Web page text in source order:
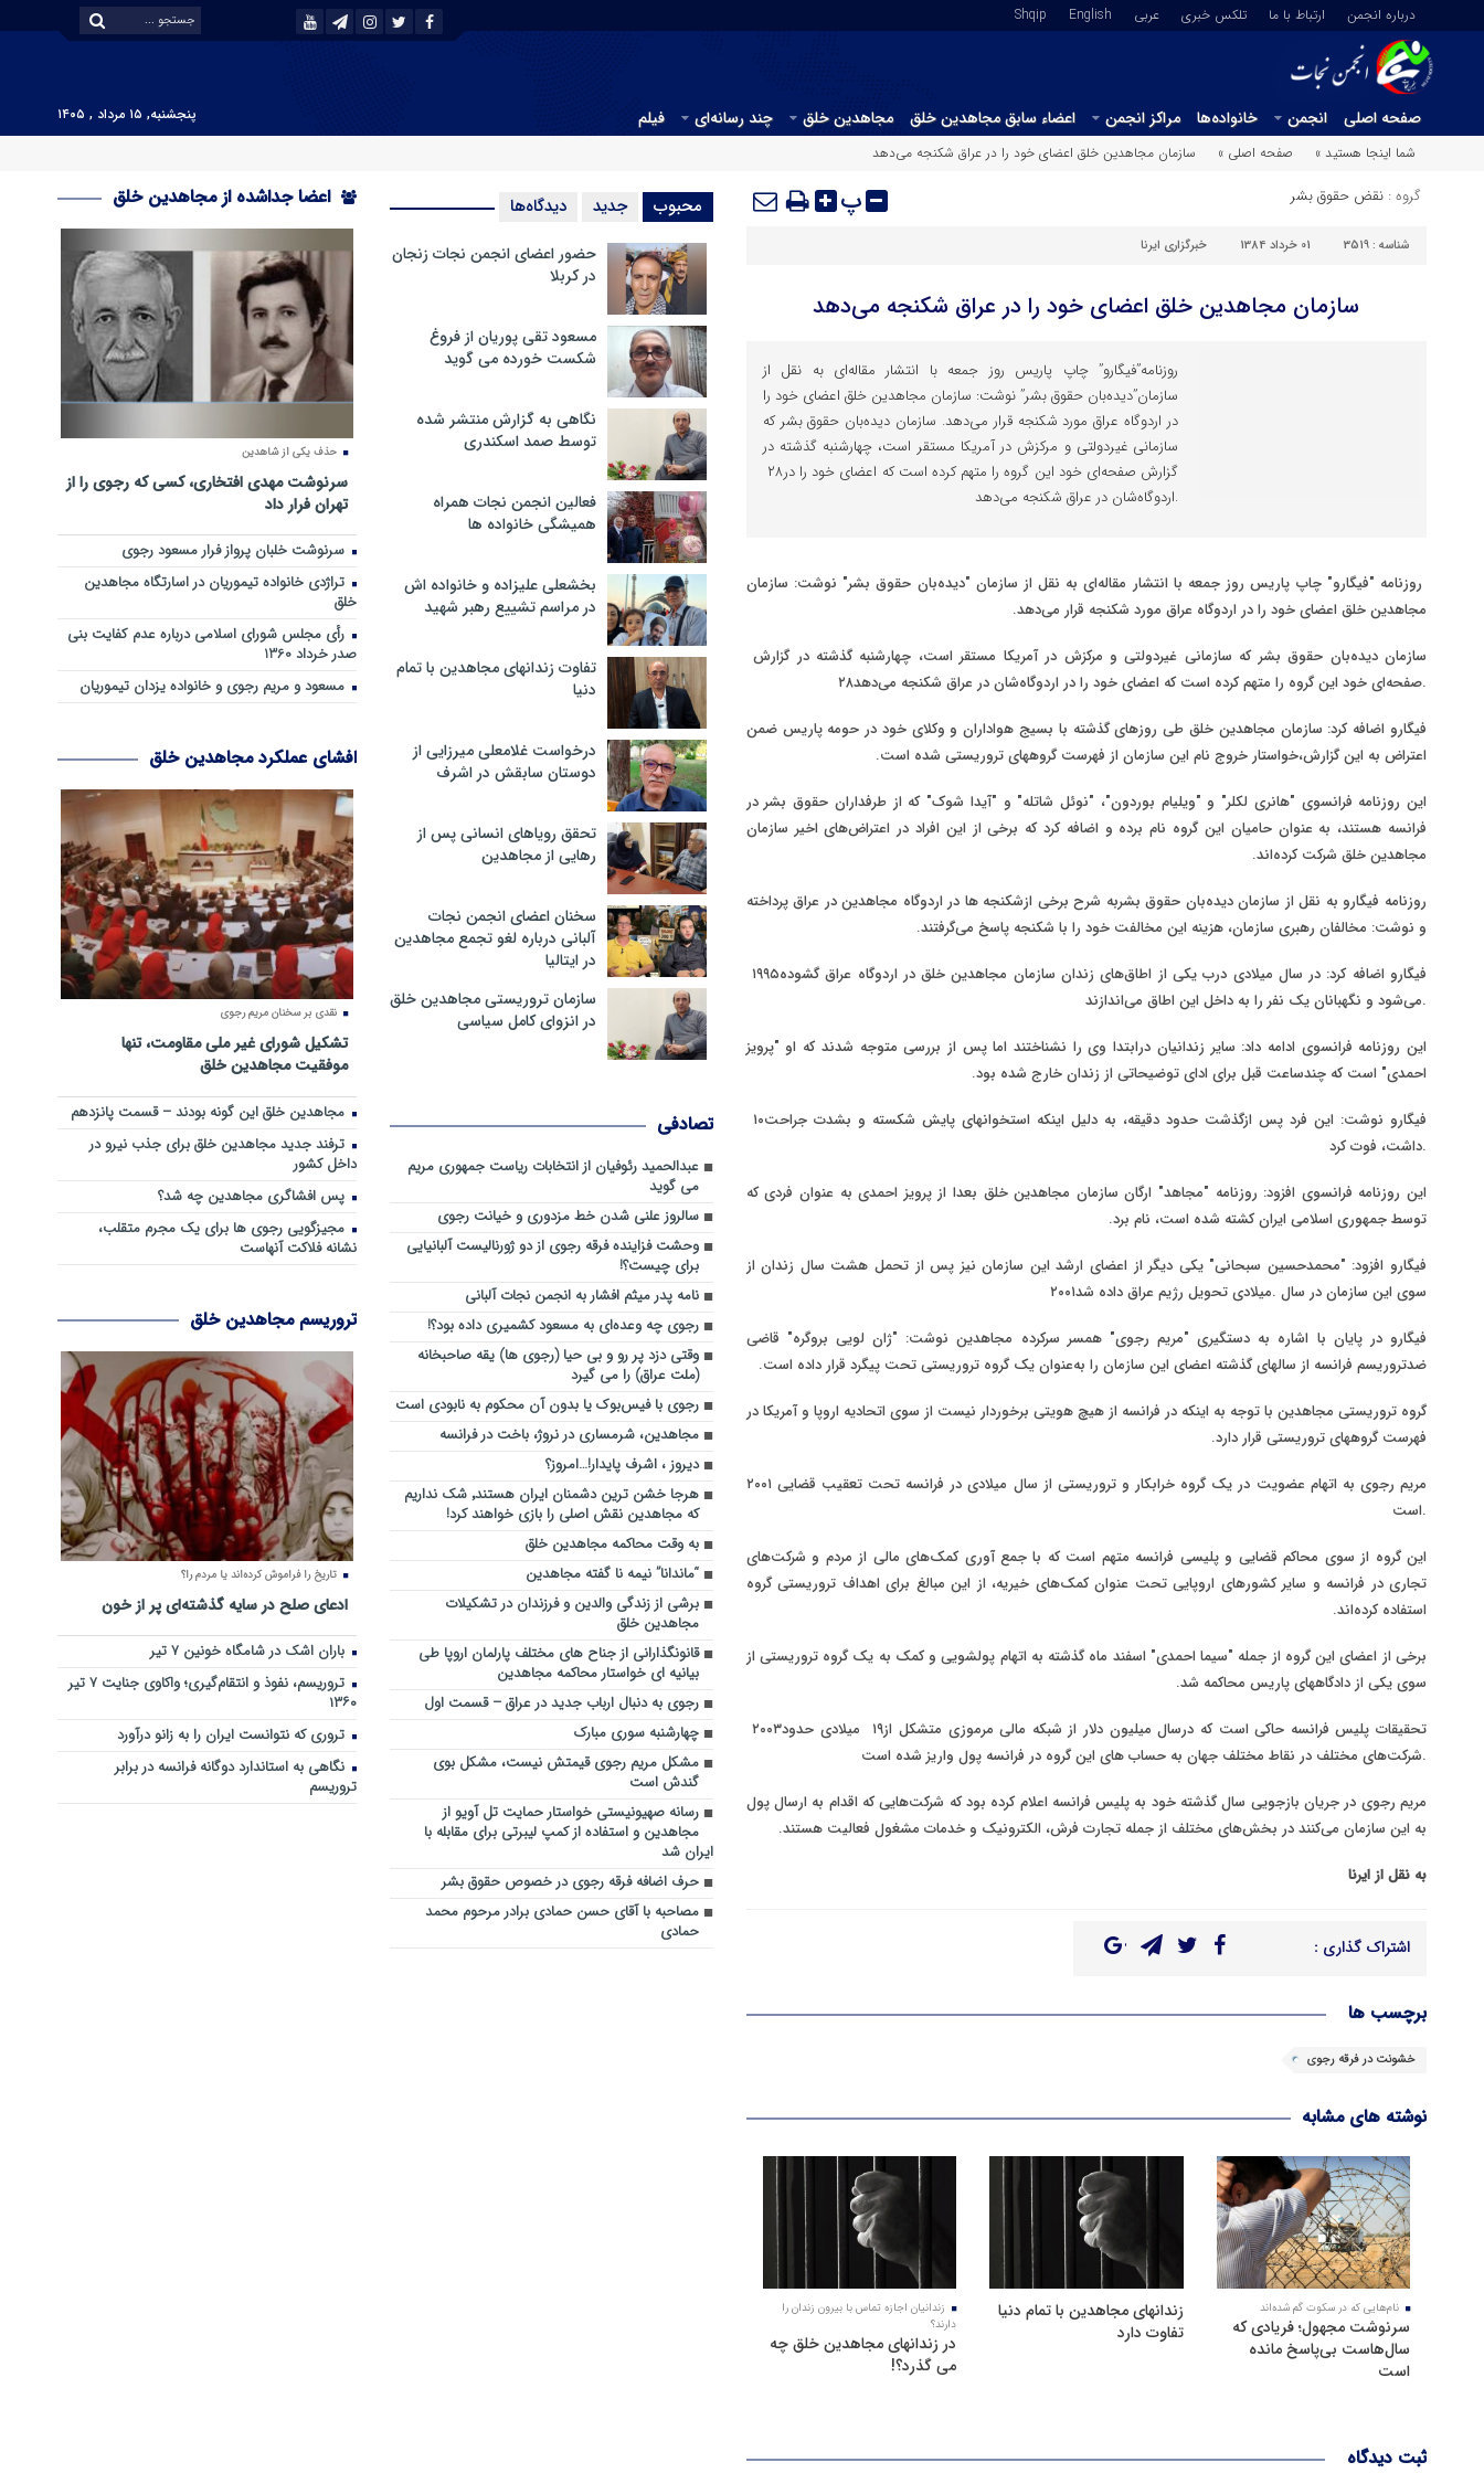
درباره انجمن ارتباط با ما تلکس خبری عربي English
Shqip
صفحه اصلی انجمن خانواده‌ها مراکز انجمن اعضاء سابق مجاهدین خلق مجاهدین خلق چند رسانه‌ای فیلم
پنجشنبه, ۱۵ مرداد , ۱۴۰۵
شما اینجا هستید »
صفحه اصلی » سازمان مجاهدین خلق اعضای خود را در عراق شکنجه می‌دهد
گروه : نقض حقوق بشر پ
شناسه : 3519 01 خرداد 1384 خبرگزاری ایرنا
سازمان مجاهدین خلق اعضای خود را در عراق شکنجه می‌دهد
روزنامه”فیگارو” چاپ پاریس روز جمعه با انتشار مقاله‌ای به نقل از
سازمان”دیده‌بان حقوق بشر” نوشت: سازمان مجاهدین خلق اعضای خود را
در اردوگاه عراق مورد شکنجه قرار می‌دهد. سازمان دیده‌بان حقوق بشر که
سازمانی غیردولتی و مرکزش در آمریکا مستقر است، چهارشنبه گذشته در
گزارش ‪ ۲۸صفحه‌ای خود این گروه را متهم کرده است که اعضای خود را در
اردوگاه‌شان در عراق شکنجه می‌دهد.
روزنامه "فیگارو" چاپ پاریس روز جمعه با انتشار مقاله‌ای به نقل از سازمان "دیده‌بان حقوق بشر" نوشت: سازمان
مجاهدین خلق اعضای خود را در اردوگاه عراق مورد شکنجه قرار می‌دهد.
سازمان دیده‌بان حقوق بشر که سازمانی غیردولتی و مرکزش در آمریکا مستقر است، چهارشنبه گذشته در گزارش
۲۸
صفحه‌ای خود این گروه را متهم کرده است که اعضای خود را در اردوگاه‌شان در عراق شکنجه می‌دهد.
فیگارو اضافه کرد: سازمان مجاهدین خلق طی روزهای گذشته با بسیج هواداران و وکلای خود در حومه پاریس ضمن
اعتراض به این گزارش،خواستار خروج نام این سازمان از فهرست گروههای تروریستی شده است.
این روزنامه فرانسوی "هانری لکلر" و "ویلیام بوردون"، "نوئل شاتله" و "آیدا شوک" که از طرفداران حقوق بشر در
فرانسه هستند، به عنوان حامیان این گروه نام برده و اضافه کرد که برخی از این افراد در اعتراض‌های اخیر سازمان
مجاهدین خلق شرکت کرده‌اند.
روزنامه فیگارو به نقل از سازمان دیده‌بان حقوق بشربه شرح برخی ازشکنجه ها در اردوگاه مجاهدین در عراق پرداخته
و نوشت: مخالفان رهبری سازمان، هزینه این مخالفت خود را با شکنجه پاسخ می‌گرفتند.
فیگارو اضافه کرد: در سال
۱۹۹۵میلادی درب یکی از اطاق‌های زندان سازمان مجاهدین خلق در اردوگاه عراق گشوده
می‌شود و نگهبانان یک نفر را به داخل این اطاق می‌اندازند.
این روزنامه فرانسوی ادامه داد: سایر زندانیان درابتدا وی را نشناختند اما پس از بررسی متوجه شدند که او "پرویز
احمدی" است که چندساعت قبل برای ادای توضیحاتی از زندان خارج شده بود.
فیگارو نوشت: این فرد پس ازگذشت حدود
۱۰دقیقه، به ‌دلیل ‌اینکه ‌استخوانهای پایش شکسته و بشدت جراحت
داشت، فوت کرد.
این روزنامه فرانسوی افزود: روزنامه "مجاهد" ارگان سازمان مجاهدین خلق بعدا از پرویز احمدی به عنوان فردی که
توسط جمهوری اسلامی ایران کشته شده است، نام برد.
فیگارو افزود: "محمدحسین سبحانی" یکی دیگر از اعضای ارشد این سازمان نیز پس از تحمل هشت سال زندان از
سوی این سازمان در سال
۲۰۰۱
میلادی تحویل رژیم عراق داده شد.
فیگارو در پایان با اشاره به دستگیری "مریم رجوی" همسر سرکرده مجاهدین نوشت: "ژان لویی بروگره" قاضی
ضدتروریسم فرانسه از سالهای گذشته اعضای این سازمان را به‌عنوان یک گروه تروریستی تحت پیگرد قرار داده است.
گروه تروریستی مجاهدین با توجه به اینکه در فرانسه از هیچ هویتی برخوردار نیست از سوی اتحادیه اروپا و آمریکا در
فهرست گروههای تروریستی قرار دارد.
مریم رجوی به اتهام عضویت در یک گروه خرابکار و تروریستی از سال
۲۰۰۱
است.
این گروه از سوی محاکم قضایی و پلیسی فرانسه متهم است که با جمع آوری کمک‌های مالی از مردم و شرکت‌های
تجاری در فرانسه و سایر کشورهای اروپایی تحت عنوان کمک‌های خیریه، از این مبالغ برای اهداف تروریستی گروه
استفاده کرده‌اند.
برخی از اعضای این گروه از جمله "سیما احمدی" اسفند ماه گذشته به اتهام پولشویی و کمک به یک گروه تروریستی از
سوی یکی از دادگاههای پاریس محاکمه شد.
تحقیقات پلیس فرانسه حاکی است که درسال
۲۰۰۳ ۱۹میلیون دلار از شبکه مالی مرموزی متشکل از
شرکت‌های مختلف در نقاط مختلف جهان به حساب های این گروه در فرانسه پول واریز شده است.
مریم رجوی در جریان بازجویی سال گذشته خود به پلیس فرانسه اعلام کرده بود که شرکت‌هایی که اقدام به ارسال پول
به این سازمان می‌کنند در بخش‌های مختلف از جمله تجارت فرش، الکترونیک و خدمات مشغول فعالیت هستند.
به نقل از ایرنا
اشتراک گذاری :
برچسب ها
خشونت در فرقه رجوی
نوشته های مشابه
نام‌هایی که در سکوت گم شده‌اند
سرنوشت مجهول؛ فریادی که
سال‌هاست بی‌پاسخ مانده
است
زندانهای مجاهدین با تمام دنیا
تفاوت دارد
زندانیان اجازه تماس با بیرون زندان را
دارند؟
در زندانهای مجاهدین خلق چه
می گذرد؟!
ثبت دیدگاه
محبوب جدید دیدگاه‌ها
حضور اعضای انجمن نجات زنجان
در کربلا
مسعود تقی پوریان از فروغ
شکست خورده می گوید
نگاهی به گزارش منتشر شده
توسط صمد اسکندری
فعالین انجمن نجات همراه
همیشگی خانواده ها
بخشعلی علیزاده و خانواده اش
در مراسم تشییع رهبر شهید
تفاوت زندانهای مجاهدین با تمام
دنیا
درخواست غلامعلی میرزایی از
دوستان سابقش در اشرف
تحقق رویاهای انسانی پس از
رهایی از مجاهدین
سخنان اعضای انجمن نجات
آلبانی درباره لغو تجمع مجاهدین
در ایتالیا
سازمان تروریستی مجاهدین خلق
در انزوای کامل سیاسی
تصادفی
عبدالحمید رئوفیان از انتخابات ریاست جمهوری مریم
می گوید
سالروز علنی شدن خط مزدوری و خیانت رجوی
وحشت فزاینده فرقه رجوی از دو ژورنالیست آلبانیایی
برای چیست؟!
نامه پدر میثم افشار به انجمن نجات آلبانی
رجوی چه وعده‌ای به مسعود کشمیری داده بود؟!
وقتی دزد پر رو و بی حیا (رجوی ها) یقه صاحبخانه
(ملت عراق) را می گیرد
رجوی با فیس‌بوک یا بدون آن محکوم به نابودی است
مجاهدین، شرم‎ساری در نروژ، باخت در فرانسه
ديروز ، اشرف پايدار!…امروز؟
هرجا خشن ترین دشمنان ایران هستند٬ شک نداریم
که مجاهدین نقش اصلی را بازی خواهند کرد!
به وقت محاکمه مجاهدین خلق
“ماندانا” نیمه نا گفته مجاهدین
برشی از زندگی والدین و فرزندان در تشکیلات
مجاهدین خلق
قانونگذارانی از جناح های مختلف پارلمان اروپا طی
بیانیه ای خواستار محاکمه مجاهدین
رجوی به دنبال ارباب جدید در عراق – قسمت اول
چهارشنبه سوری مبارک
مشکل مریم رجوی قیمتش نیست، مشکل بوی
گندش است
رسانه صهیونیستی خواستار حمایت تل آویو از
مجاهدین و استفاده از کمپ لیبرتی برای مقابله با
ایران شد
حرف اضافه فرقه رجوی در خصوص حقوق بشر
مصاحبه با آقای حسن حمادی برادر مرحوم محمد
حمادی
اعضا جداشده از مجاهدین خلق
حذف یکی از شاهدین
سرنوشت مهدی افتخاری، کسی که رجوی را از
تهران فرار داد
سرنوشت خلبان پرواز فرار مسعود رجوی
تراژدی خانواده تیموریان در اسارتگاه مجاهدین
خلق
رأی مجلس شورای اسلامی درباره عدم كفایت بنی
صدر خرداد 1360
مسعود و مریم رجوی و خانواده یزدان تیموریان
افشای عملکرد مجاهدین خلق
نقدی بر سخنان مریم رجوی
تشکیل شورای غیر ملی مقاومت، تنها
موفقیت مجاهدین خلق
مجاهدین خلق این گونه بودند – قسمت پانزدهم
ترفند جدید مجاهدین خلق برای جذب نیرو در
داخل کشور
پس افشاگری مجاهدین چه شد؟
مجیزگویی رجوی ها برای یک مجرم متقلب،
نشانه فلاکت آنهاست
تروریسم مجاهدین خلق
تاریخ را فراموش کرده‌اند یا مردم را؟
ادعای صلح در سایه گذشته‌ای پر از خون
باران اشک در شامگاه خونین 7 تیر
تروریسم، نفوذ و انتقام‌گیری؛ واکاوی جنایت ۷ تیر
۱۳۶۰
تروری که نتوانست ایران را به زانو درآورد
نگاهی به استاندارد دوگانه فرانسه در برابر
تروریسم